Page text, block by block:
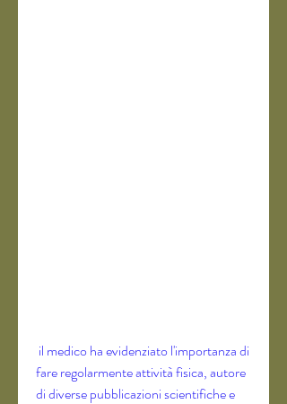
fare regolarmente attività fisica, autore
di diverse pubblicazioni scientifiche e